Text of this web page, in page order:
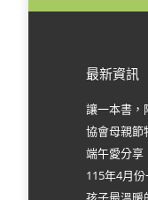
最新資訊
讓一本書，
協會母親節
端午愛分享
115年4月